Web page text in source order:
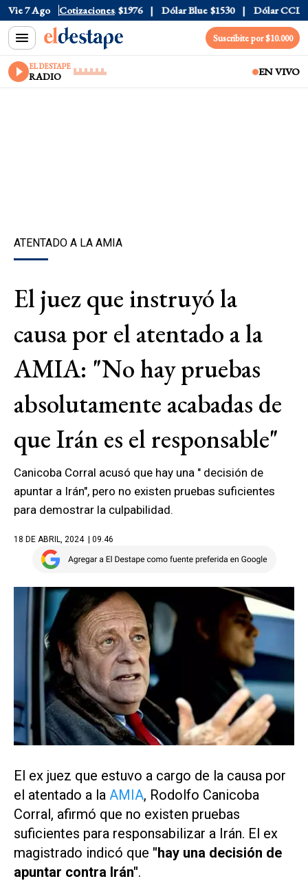
Vie 7 Ago Cotizaciones
$1520 Dólar Tarjeta $1976 Dólar Blue $1530 Dólar CCL
Suscribite por $10.000
EL DESTAPE
RADIO EN VIVO
ATENTADO A LA AMIA
El juez que instruyó la
causa por el atentado a la
AMIA: "No hay pruebas
absolutamente acabadas de
que Irán es el responsable"
Canicoba Corral acusó que hay una " decisión de
apuntar a Irán", pero no existen pruebas suficientes
para demostrar la culpabilidad.
18 DE ABRIL, 2024 | 09.46
El ex juez que estuvo a cargo de la causa por
el atentado a la AMIA, Rodolfo Canicoba
Corral, afirmó que no existen pruebas
suficientes para responsabilizar a Irán. El ex
magistrado indicó que "hay una decisión de
apuntar contra Irán".